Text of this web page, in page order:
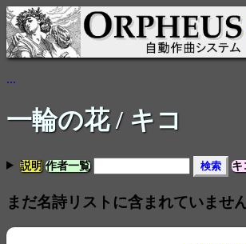
...
一輪の花/ キコ
説明 作者一覧 キ
まだ名詩リストに含まれていませ